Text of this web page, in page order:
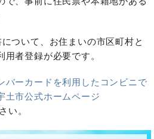
ついて、お住まいの市区町村と
者登録が必要です。
バーカードを利用したコンビニで
土市公式ホームページ
い。